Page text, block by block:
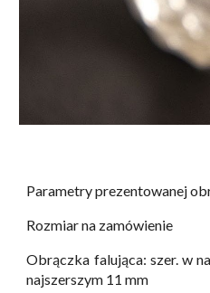
Parametry prezentowanej
Rozmiar na zamówienie
Obrączka falująca: szer. w
najszerszym 11 mm